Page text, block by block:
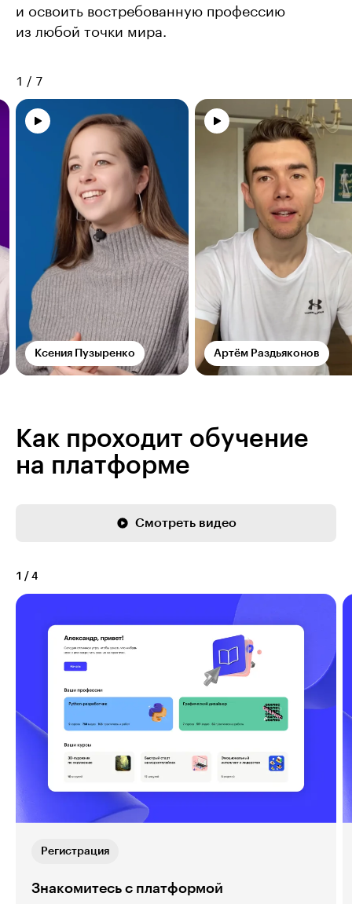
и освоить востребованную профессию
из любой точки мира.
1 / 7
Ксения Пузыренко Артём Раздьяконов
Как проходит обучение
на платформе
Смотреть видео
1 / 4
Регистрация
Знакомитесь с платформой